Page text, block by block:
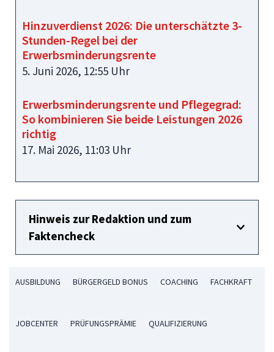
Hinzuverdienst 2026: Die unterschätzte 3-
Stunden-Regel bei der
Erwerbsminderungsrente
5. Juni 2026, 12:55 Uhr
Erwerbsminderungsrente und Pflegegrad:
So kombinieren Sie beide Leistungen 2026
richtig
17. Mai 2026, 11:03 Uhr
Hinweis zur Redaktion und zum
Faktencheck
AUSBILDUNG BÜRGERGELD BONUS COACHING FACHKRAFT
JOBCENTER PRÜFUNGSPRÄMIE QUALIFIZIERUNG